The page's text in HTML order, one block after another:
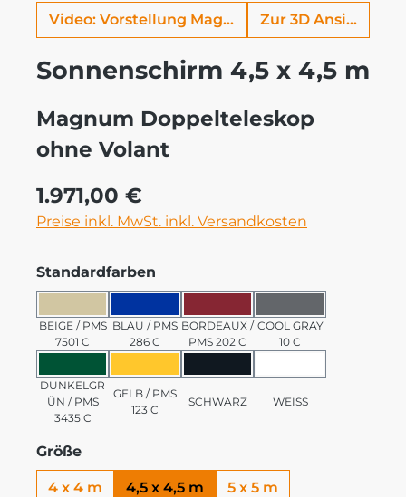
Video: Vorstellung Magnum Zur 3D Ansicht
Sonnenschirm 4,5 x 4,5 m
Magnum Doppelteleskop
ohne Volant
Regulärer Preis:
1.971,00 €
Preise inkl. MwSt. inkl. Versandkosten
Standardfarben
BEIGE / PMS 7501 C
BEIGE / PMS
7501 C
BLAU / PMS 286 C
BLAU / PMS
286 C
BORDEAUX / PMS 202 C
BORDEAUX /
PMS 202 C
COOL GRAY 10 C
COOL GRAY
10 C
DUNKELGRÜN / PMS 3435 C
DUNKELGR
ÜN / PMS
3435 C
GELB / PMS 123 C
GELB / PMS
123 C
SCHWARZ
SCHWARZ
WEISS
WEISS
Größe
4 x 4 m 4,5 x 4,5 m 5 x 5 m